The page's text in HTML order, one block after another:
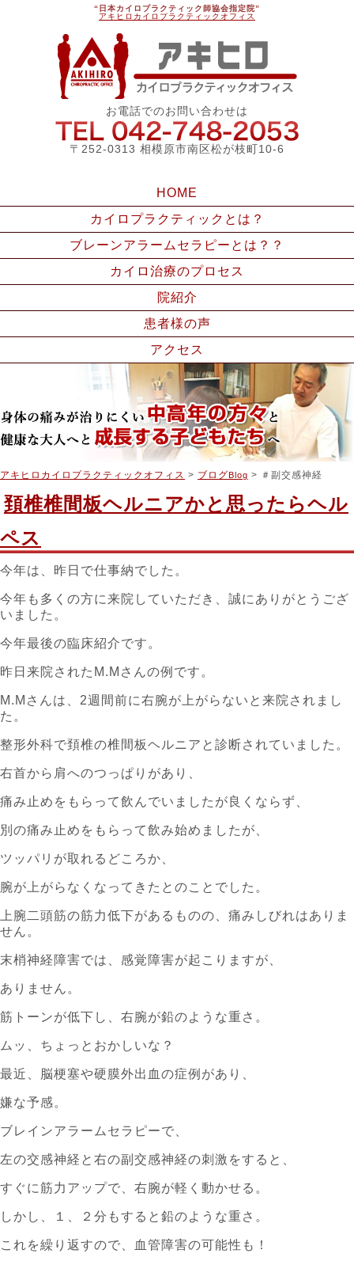
“日本カイロプラクティック師協会指定院”
アキヒロカイロプラクティックオフィス
お電話でのお問い合わせは
〒252-0313 相模原市南区松が枝町10-6
HOME
カイロプラクティックとは？
ブレーンアラームセラピーとは？？
カイロ治療のプロセス
院紹介
患者様の声
アクセス
アキヒロカイロプラクティックオフィス > ブログ Blog > ＃副交感神経
頚椎椎間板ヘルニアかと思ったらヘル
ペス
今年は、昨日で仕事納でした。
今年も多くの方に来院していただき、誠にありがとうござ
いました。
今年最後の臨床紹介です。
昨日来院されたM.Mさんの例です。
M.Mさんは、2週間前に右腕が上がらないと来院されまし
た。
整形外科で頚椎の椎間板ヘルニアと診断されていました。
右首から肩へのつっぱりがあり、
痛み止めをもらって飲んでいましたが良くならず、
別の痛み止めをもらって飲み始めましたが、
ツッパリが取れるどころか、
腕が上がらなくなってきたとのことでした。
上腕二頭筋の筋力低下があるものの、痛みしびれはありま
せん。
末梢神経障害では、感覚障害が起こりますが、
ありません。
筋トーンが低下し、右腕が鉛のような重さ。
ムッ、ちょっとおかしいな？
最近、脳梗塞や硬膜外出血の症例があり、
嫌な予感。
ブレインアラームセラピーで、
左の交感神経と右の副交感神経の刺激をすると、
すぐに筋力アップで、右腕が軽く動かせる。
しかし、１、２分もすると鉛のような重さ。
これを繰り返すので、血管障害の可能性も！